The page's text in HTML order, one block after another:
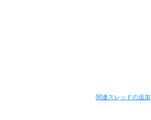
関連スレッドの追加